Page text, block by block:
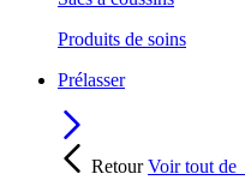
Produits de soins
Prélasser
RetourVoir tout de